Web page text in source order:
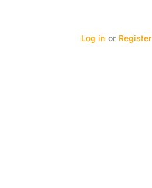
Log in or Register